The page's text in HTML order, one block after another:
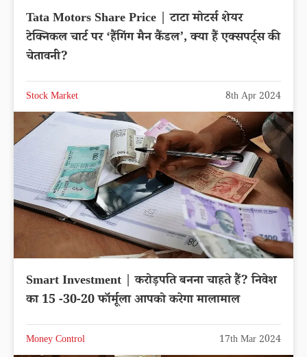
Tata Motors Share Price | टाटा मोटर्स शेयर
टेक्निकल चार्ट पर ‘हैंगिंग मैन कैंडल’, क्या हैं एक्सपर्ट्स की
चेतावनी?
Stock Market 8th Apr 2024
Smart Investment | करोड़पति बनना चाहते हैं? निवेश
का 15 -30-20 फॉर्मूला आपको करेगा मालामाल
Money Control 17th Mar 2024